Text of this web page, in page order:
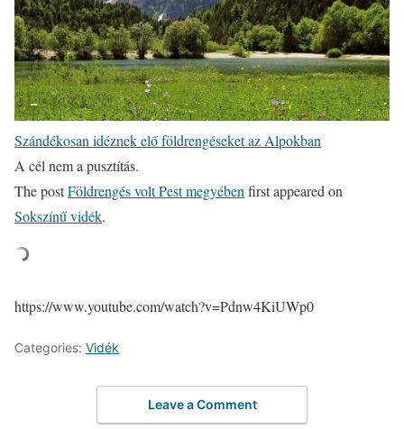
Szándékosan idéznek elő földrengéseket az Alpokban
A cél nem a pusztítás.
The postFöldrengés volt Pest megyében first appeared on
Sokszínű vidék.
https://www.youtube.com/watch?v=Pdnw4KiUWp0
Categories: Vidék
Leave a Comment